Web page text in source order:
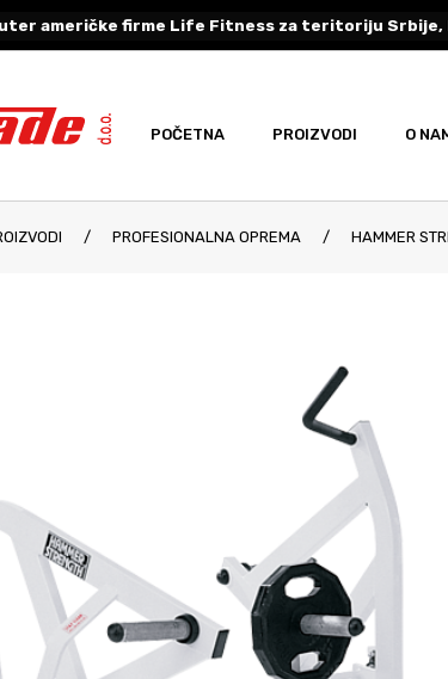
američke firme Life Fitness za teritoriju Srbije,
POČETNA PROIZVODI O
/ PROFESIONALNA OPREMA / HAMMER